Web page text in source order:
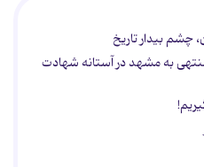
چشم بیدار تاریخ
به مشهد در آستانه شهادت